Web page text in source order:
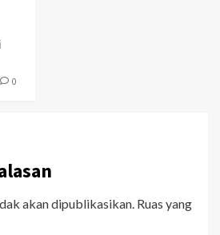
0
akan dipublikasikan. Ruas yang